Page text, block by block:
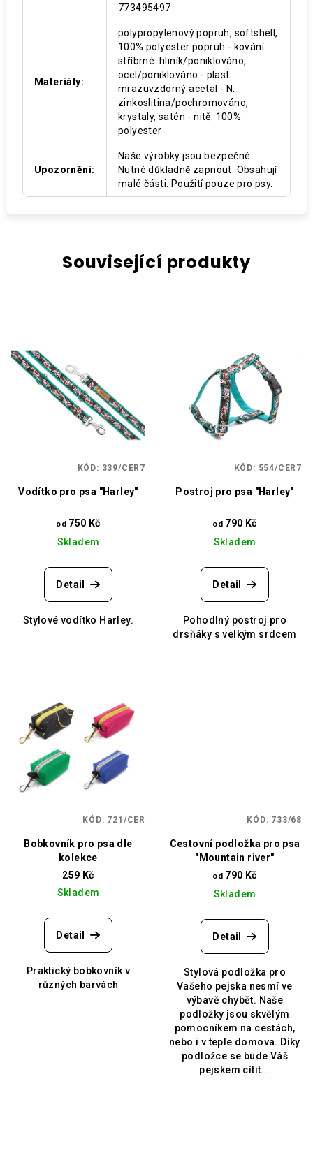
773495497
Materiály:
polypropylenový popruh, softshell,
100% polyester popruh - kování
stříbrné: hliník/poniklováno,
ocel/poniklováno - plast:
mrazuvzdorný acetal - N:
zinkoslitina/pochromováno,
krystaly, satén - nitě: 100%
polyester
Upozornění:
Naše výrobky jsou bezpečné.
Nutné důkladně zapnout. Obsahují
malé části. Použití pouze pro psy.
Související produkty
Vodítko pro psa "Harley"
od 750 Kč
Skladem
Detail
Stylové vodítko Harley.
KÓD: 339/CER7
Postroj pro psa "Harley"
od 790 Kč
Skladem
Detail
Pohodlný postroj pro
drsňáky s velkým srdcem
KÓD: 554/CER7
Bobkovník pro psa dle
kolekce
259 Kč
Skladem
Detail
Praktický bobkovník v
různých barvách
KÓD: 721/CER
Cestovní podložka pro psa
"Mountain river"
od 790 Kč
Skladem
Detail
Stylová podložka pro
Vašeho pejska nesmí ve
výbavě chybět. Naše
podložky jsou skvělým
pomocníkem na cestách,
nebo i v teple domova. Díky
podložce se bude Váš
pejskem cítit...
KÓD: 733/68